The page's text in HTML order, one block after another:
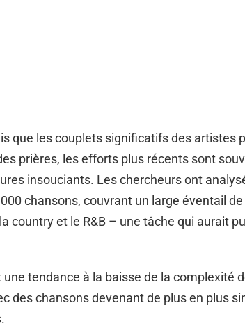
que les couplets significatifs des artistes
prières, les efforts plus récents sont
insouciants. Les chercheurs ont
chansons, couvrant un large éventail
country et le R&B – une tâche qui aurait
tendance à la baisse de la complexité
des chansons devenant de plus en plus